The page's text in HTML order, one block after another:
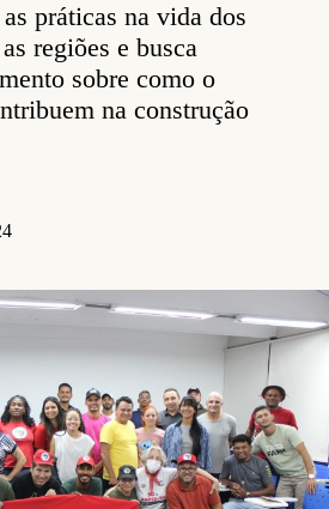
práticas na vida dos
regiões e busca
sobre como o
na construção